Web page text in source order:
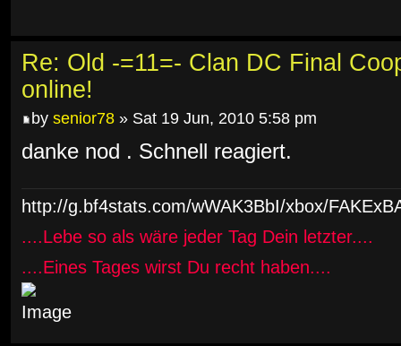
Re: Old -=11=- Clan DC Final
online!
by senior78 » Sat 19 Jun, 2010 5:58 pm
danke nod . Schnell reagiert.
http://g.bf4stats.com/wWAK3BbI/xbox/
....Lebe so als wäre jeder Tag Dein letzter....
....Eines Tages wirst Du recht haben....